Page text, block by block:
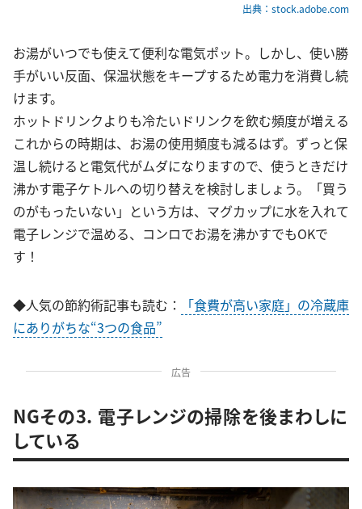
出典：stock.adobe.com
お湯がいつでも使えて便利な電気ポット。しかし、使い勝
手がいい反面、保温状態をキープするため電力を消費し続
けます。
ホットドリンクよりも冷たいドリンクを飲む頻度が増える
これからの時期は、お湯の使用頻度も減るはず。ずっと保
温し続けると電気代がムダになりますので、使うときだけ
沸かす電子ケトルへの切り替えを検討しましょう。「買う
のがもったいない」という方は、マグカップに水を入れて
電子レンジで温める、コンロでお湯を沸かすでもOKで
す！
◆人気の節約術記事も読む：
「食費が高い家庭」の冷蔵庫
にありがちな“3つの食品”
広告
NGその3. 電子レンジの掃除を後まわしに
している